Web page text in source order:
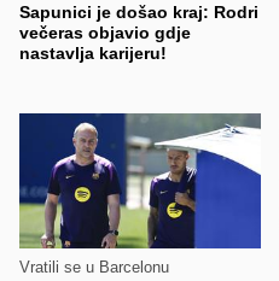
Sapunici je došao kraj: Rodri
večeras objavio gdje
nastavlja karijeru!
Vratili se u Barcelonu